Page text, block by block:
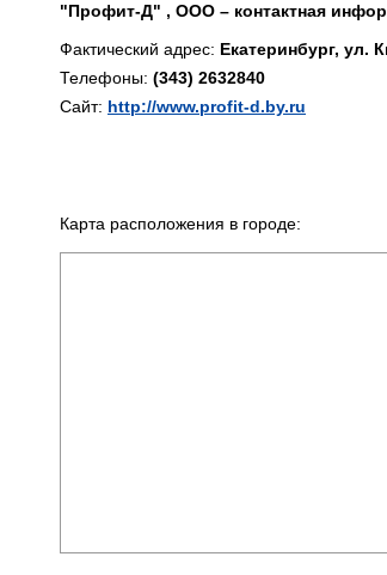
"Профит-Д" , ООО – контактная
Фактический адрес: Екатеринбург, ул.
Телефоны: (343) 2632840
Сайт: http://www.profit-d.by.ru
Карта расположения в городе: